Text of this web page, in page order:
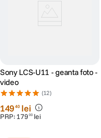
Sony LCS-U11 - geanta foto -
video
(12)
14940 lei
PRP: 179 00 lei